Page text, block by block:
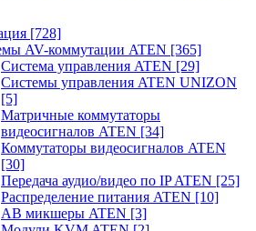
[728]
AV-коммутации ATEN [365]
Система управления ATEN [29]
Системы управления ATEN UNIZON
[5]
Матричные коммутаторы
видеосигналов ATEN [34]
Коммутаторы видеосигналов ATEN
[30]
Передача аудио/видео по IP ATEN [25]
Распределение питания ATEN [10]
АВ микшеры ATEN [3]